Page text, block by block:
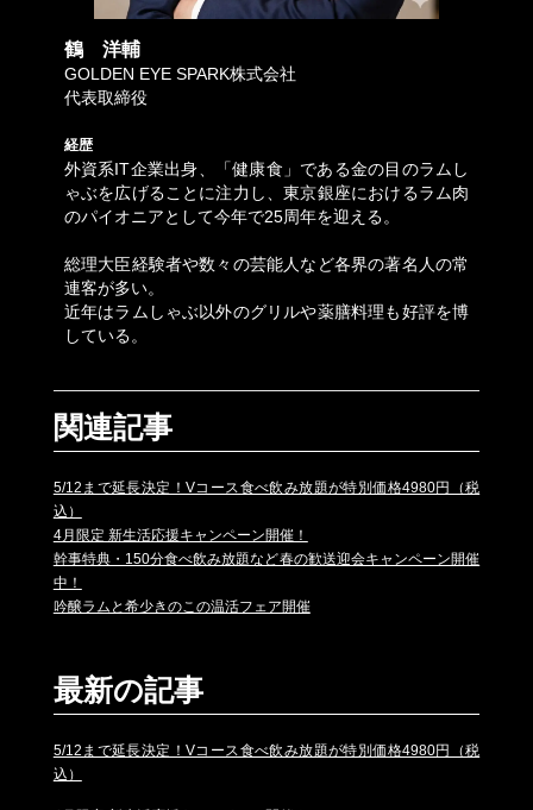
鶴 洋輔
GOLDEN EYE SPARK株式会社
代表取締役
経歴
外資系IT企業出身、「健康食」である金の目のラムし
ゃぶを広げることに注力し、東京銀座におけるラム肉
のパイオニアとして今年で25周年を迎える。
総理大臣経験者や数々の芸能人など各界の著名人の常
連客が多い。
近年はラムしゃぶ以外のグリルや薬膳料理も好評を博
している。
関連記事
5/12まで延長決定！Vコース食べ飲み放題が特別価格4980円（税
込）
4月限定 新生活応援キャンペーン開催！
幹事特典・150分食べ飲み放題など春の歓送迎会キャンペーン開催
中！
吟醸ラムと希少きのこの温活フェア開催
最新の記事
5/12まで延長決定！Vコース食べ飲み放題が特別価格4980円（税
込）